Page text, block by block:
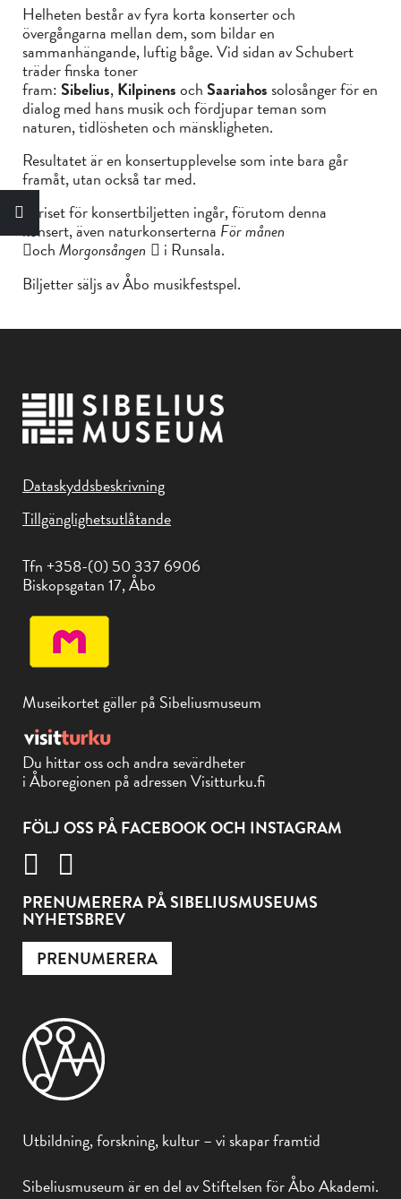
Helheten består av fyra korta konserter och
övergångarna mellan dem, som bildar en
sammanhängande, luftig båge. Vid sidan av Schubert
träder finska toner
fram:Sibelius,KilpinensochSaariahossolosånger för en
dialog med hans musik och fördjupar teman som
naturen, tidlösheten och mänskligheten.
Resultatet är en konsertupplevelse som inte bara går
framåt, utan också tar med.
I priset för konsertbiljetten ingår, förutom denna
konsert, även naturkonserterna För månen
ochMorgonsången
i Runsala.
Biljetter säljs av Åbo musikfestspel.
Dataskyddsbeskrivning
Tillgänglighetsutlåtande
Tfn +358-(0) 50 337 6906
Biskopsgatan 17, Åbo
Museikortet gäller på Sibeliusmuseum
Du hittar oss och andra sevärdheter
i Åboregionen på adressen Visitturku.fi
FÖLJ OSS PÅ FACEBOOK OCH INSTAGRAM
PRENUMERERA PÅ SIBELIUSMUSEUMS
NYHETSBREV
PRENUMERERA
Utbildning, forskning, kultur – vi skapar framtid
Sibeliusmuseum är en del av Stiftelsen för Åbo Akademi.